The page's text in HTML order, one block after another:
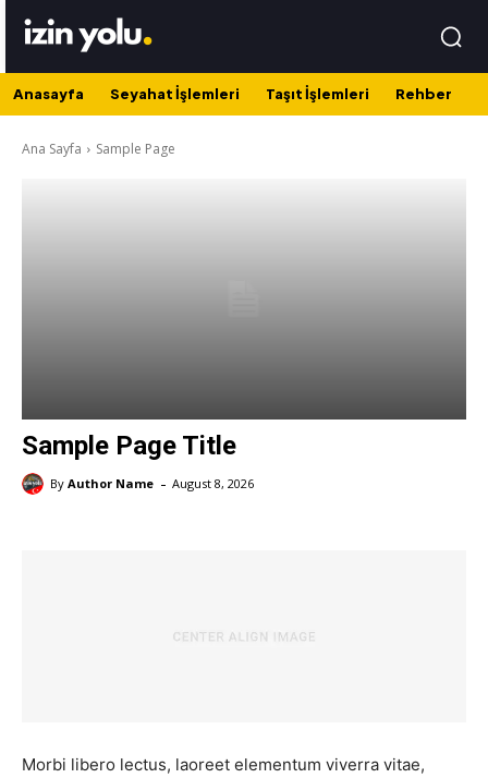
Anasayfa Seyahat İşlemleri Taşıt İşlemleri Rehber
Ana Sayfa Sample Page
Sample Page Title
By Author Name - August 8, 2026
Morbi libero lectus, laoreet elementum viverra vitae,